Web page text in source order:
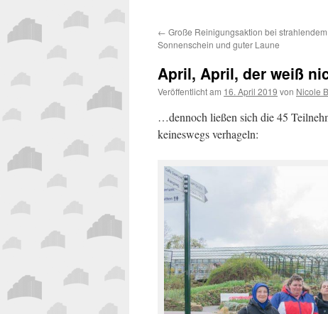
← Große Reinigungsaktion bei strahlendem
Sonnenschein und guter Laune
April, April, der weiß
Veröffentlicht am 16. April 2019 von Nicole
…dennoch ließen sich die 45
keineswegs verhageln: